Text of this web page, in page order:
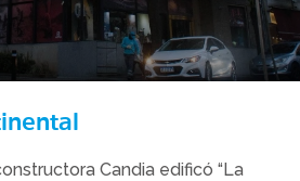
Candia edificó “La